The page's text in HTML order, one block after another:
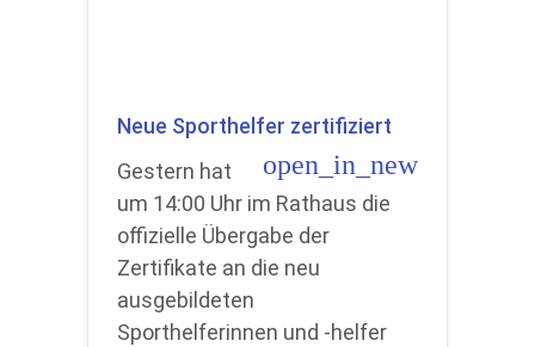
Neue Sporthelfer zertifiziert
open_in_new
Gestern hat
um 14:00 Uhr im Rathaus die
offizielle Übergabe der
Zertifikate an die neu
ausgebildeten
Sporthelferinnen und -helfer